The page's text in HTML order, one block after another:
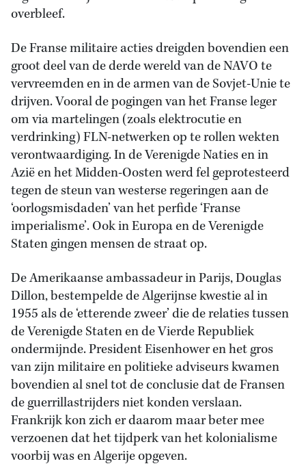
overbleef.
De Franse militaire acties dreigden bovendien een
groot deel van de derde wereld van de NAVO te
vervreemden en in de armen van de Sovjet-Unie te
drijven. Vooral de pogingen van het Franse leger
om via martelingen (zoals elektrocutie en
verdrinking) FLN-netwerken op te rollen wekten
verontwaardiging. In de Verenigde Naties en in
Azië en het Midden-Oosten werd fel geprotesteerd
tegen de steun van westerse regeringen aan de
‘oorlogsmisdaden’ van het perfide ‘Franse
imperialisme’. Ook in Europa en de Verenigde
Staten gingen mensen de straat op.
De Amerikaanse ambassadeur in Parijs, Douglas
Dillon, bestempelde de Algerijnse kwestie al in
1955 als de ‘etterende zweer’ die de relaties tussen
de Verenigde Staten en de Vierde Republiek
ondermijnde. President Eisenhower en het gros
van zijn militaire en politieke adviseurs kwamen
bovendien al snel tot de conclusie dat de Fransen
de guerrillastrijders niet konden verslaan.
Frankrijk kon zich er daarom maar beter mee
verzoenen dat het tijdperk van het kolonialisme
voorbij was en Algerije opgeven.